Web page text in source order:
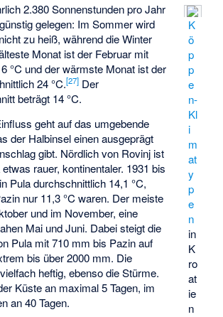
K
ö
p
p
e
n-
Kl
i
m
at
y
p
e
n
in
K
ro
at
ie
n
2.380 Sonnenstunden pro Jahr
gelegen: Im Sommer wird
zu heiß, während die Winter
Monat ist der Februar mit
°C und der wärmste Monat ist der
24 °C.[27] Der
beträgt 14 °C.
geht auf das umgebende
der Halbinsel einen ausgeprägt
gibt. Nördlich von Rovinj ist
rauer, kontinentaler. 1931 bis
Pula durchschnittlich 14,1 °C,
nur 11,3 °C waren. Der meiste
und im November, eine
Mai und Juni. Dabei steigt die
Pula mit 710 mm bis Pazin auf
bis über 2000 mm. Die
heftig, ebenso die Stürme.
Küste an maximal 5 Tagen, im
an 40 Tagen.